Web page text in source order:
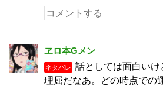
ヱロ本Gメン
ネタバレ
話としては面白い
理屈だなあ。どの時点での